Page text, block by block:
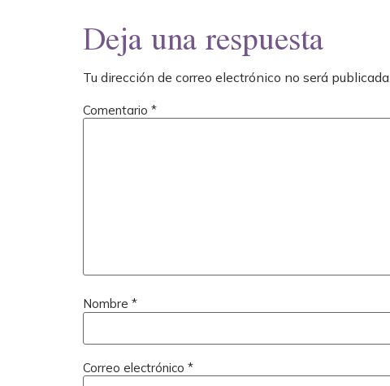
Deja una respuesta
Tu dirección de correo electrónico no será publicada.
Comentario *
Nombre *
Correo electrónico *